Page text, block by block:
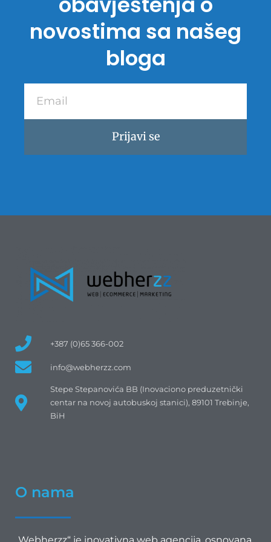
novostima sa našeg
bloga
Prijavi se
+387 (0)65 366-002
info@webherzz.com
Stepe Stepanovića BB (Inovaciono preduzetnički
centar na novoj autobuskoj stanici), 89101 Trebinje,
BiH
O nama